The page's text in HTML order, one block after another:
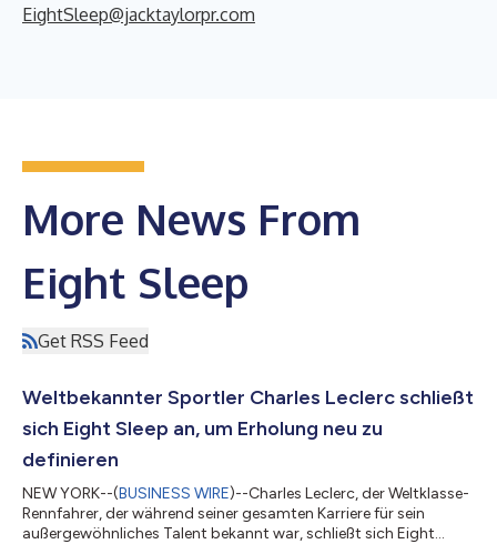
EightSleep@jacktaylorpr.com
More News From
Eight Sleep
Get RSS Feed
Weltbekannter Sportler Charles Leclerc schließt
sich Eight Sleep an, um Erholung neu zu
definieren
NEW YORK--(BUSINESS WIRE)--Charles Leclerc, der Weltklasse-
Rennfahrer, der während seiner gesamten Karriere für sein
außergewöhnliches Talent bekannt war, schließt sich Eight